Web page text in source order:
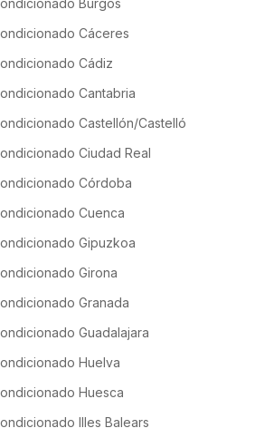
Cáceres
Cádiz
Cantabria
Castellón/Castelló
Ciudad Real
Córdoba
Cuenca
Gipuzkoa
Girona
Granada
Guadalajara
Huelva
Huesca
Illes Balears